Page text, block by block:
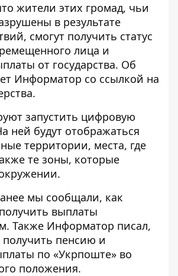
жители этих громад, чьи
в результате
смогут получить статус
лица и
от государства. Об
Информатор со ссылкой на
запустить цифровую
ней будут отображаться
территории, места, где
те зоны, которые
мы сообщали, как
получить выплаты
. Также Информатор писал,
получить пенсию и
по «Укрпоште» во
положения.